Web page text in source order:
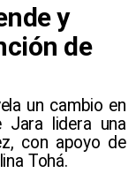
y
de
un cambio en
Jara lidera una
con apoyo de
Tohá.